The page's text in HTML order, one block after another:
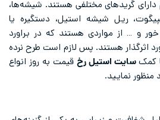
گریدهای مختلفی هستند. شیشه‌ها،
ریل شیشه استیل، دستگیره یا
و … از مواردی هستند که در براورد
اثرگذار هستند. پس لازم است طرح نرده
کمکسایت استیل رخ قیمت به روز انواع
منظور نمایید.